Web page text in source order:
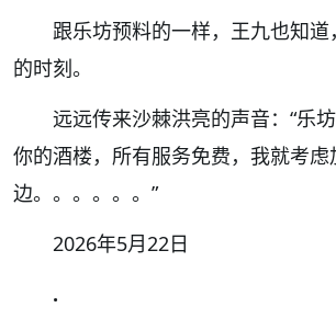
跟乐坊预料的一样，王九也知
的时刻。
远远传来沙棘洪亮的声音：“乐
你的酒楼，所有服务免费，我就考虑
边。。。。。。”
2026年5月22日
.